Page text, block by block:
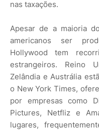
nas taxações.
Apesar de a maioria
americanos ser
Hollywood tem
estrangeiros. Reino
Zelândia e Austrália
o New York Times,
por empresas como
Pictures, Netfliz e
lugares,